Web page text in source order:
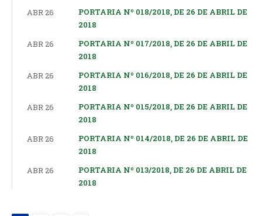
ABR 26
PORTARIA Nº 018/2018, DE 26 DE ABRIL DE
2018
ABR 26
PORTARIA Nº 017/2018, DE 26 DE ABRIL DE
2018
ABR 26
PORTARIA Nº 016/2018, DE 26 DE ABRIL DE
2018
ABR 26
PORTARIA Nº 015/2018, DE 26 DE ABRIL DE
2018
ABR 26
PORTARIA Nº 014/2018, DE 26 DE ABRIL DE
2018
ABR 26
PORTARIA Nº 013/2018, DE 26 DE ABRIL DE
2018